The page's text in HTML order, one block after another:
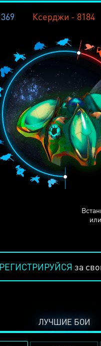
Ксерджи - 8184
РЕГИСТРИРУЙСЯ за
ЛУЧШИЕ БОИ